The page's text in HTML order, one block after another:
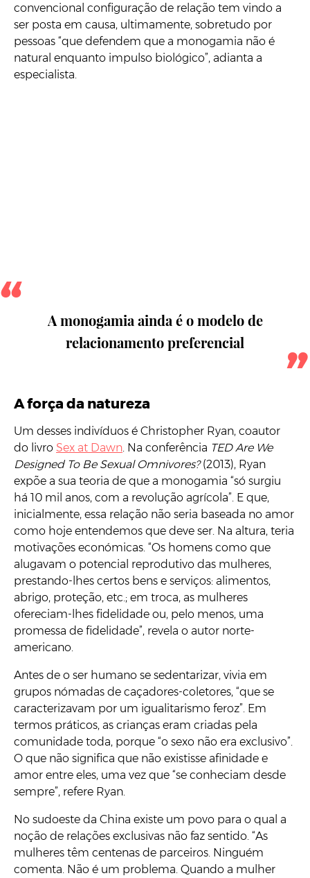
convencional configuração de relação tem vindo a
ser posta em causa, ultimamente, sobretudo por
pessoas “que defendem que a monogamia não é
natural enquanto impulso biológico”, adianta a
especialista.
A monogamia ainda é o modelo de
relacionamento preferencial
A força da natureza
Um desses indivíduos é Christopher Ryan, coautor
do livro Sex at Dawn. Na conferência TED Are We
Designed To Be Sexual Omnivores?(2013), Ryan
expõe a sua teoria de que a monogamia “só surgiu
há 10 mil anos, com a revolução agrícola”. E que,
inicialmente, essa relação não seria baseada no amor
como hoje entendemos que deve ser. Na altura, teria
motivações económicas. “Os homens como que
alugavam o potencial reprodutivo das mulheres,
prestando-lhes certos bens e serviços: alimentos,
abrigo, proteção, etc.; em troca, as mulheres
ofereciam-lhes fidelidade ou, pelo menos, uma
promessa de fidelidade”, revela o autor norte-
americano.
Antes de o ser humano se sedentarizar, vivia em
grupos nómadas de caçadores-coletores, “que se
caracterizavam por um igualitarismo feroz”. Em
termos práticos, as crianças eram criadas pela
comunidade toda, porque “o sexo não era exclusivo”.
O que não significa que não existisse afinidade e
amor entre eles, uma vez que “se conheciam desde
sempre”, refere Ryan.
No sudoeste da China existe um povo para o qual a
noção de relações exclusivas não faz sentido. “As
mulheres têm centenas de parceiros. Ninguém
comenta. Não é um problema. Quando a mulher